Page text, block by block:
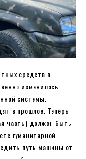
средств в
изменилась
системы.
в прошлое. Теперь
часть) должен быть
гуманитарной
путь машины от